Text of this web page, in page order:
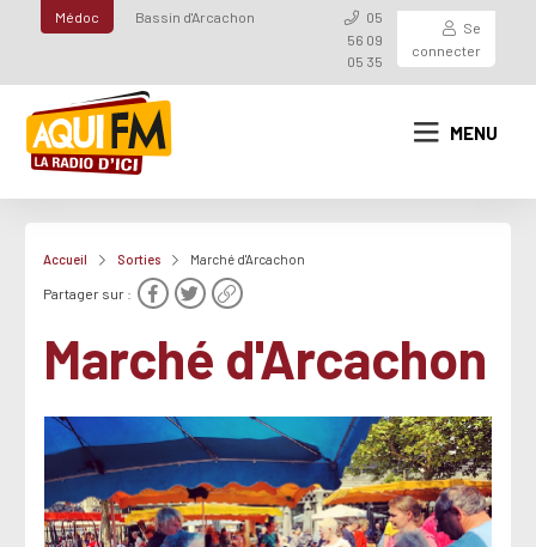
Médoc Bassin d'Arcachon
05
56 09
05 35
Se
connecter
MENU
Accueil Sorties Marché d'Arcachon
Partager sur :
Marché d'Arcachon